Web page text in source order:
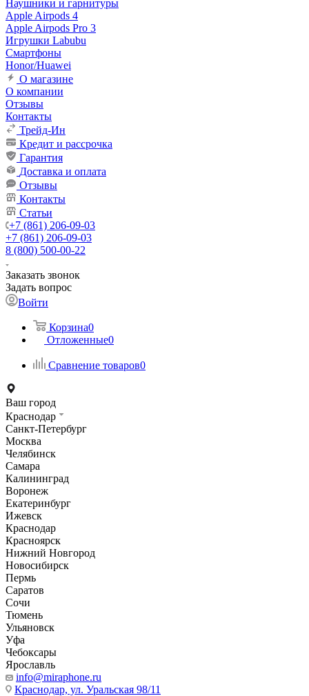
Наушники и гарнитуры
Apple Airpods 4
Apple Airpods Pro 3
Игрушки Labubu
Смартфоны
Honor/Huawei
О магазине
О компании
Отзывы
Контакты
Трейд-Ин
Кредит и рассрочка
Гарантия
Доставка и оплата
Отзывы
Контакты
Статьи
+7 (861) 206-09-03
+7 (861) 206-09-03
8 (800) 500-00-22
Заказать звонок
Задать вопрос
Войти
Корзина0
Отложенные0
Сравнение товаров0
Ваш город
Краснодар
Санкт-Петербург
Москва
Челябинск
Самара
Калининград
Воронеж
Екатеринбург
Ижевск
Краснодар
Красноярск
Нижний Новгород
Новосибирск
Пермь
Саратов
Сочи
Тюмень
Ульяновск
Уфа
Чебоксары
Ярославль
info@miraphone.ru
Краснодар, ул. Уральская 98/11